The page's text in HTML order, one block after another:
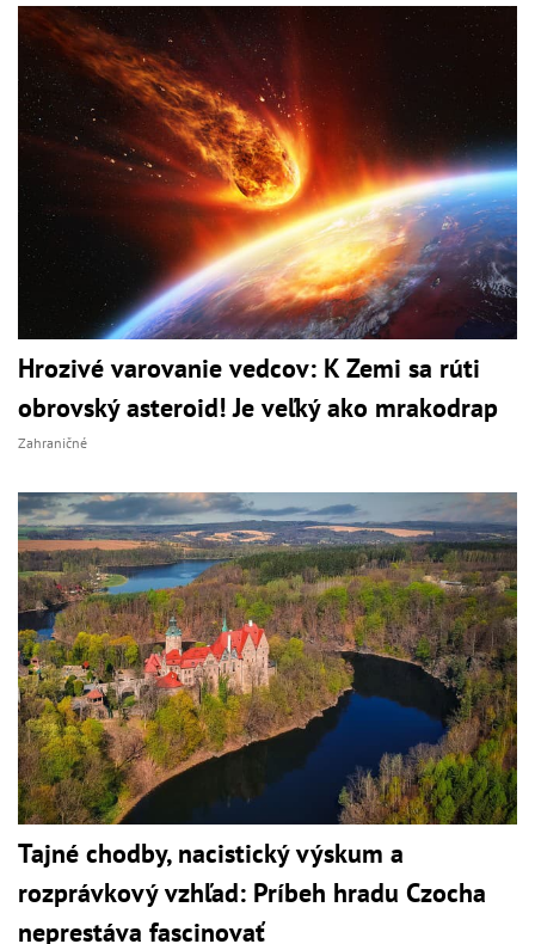
Hrozivé varovanie vedcov: K Zemi sa rúti
obrovský asteroid! Je veľký ako mrakodrap
Zahraničné
Tajné chodby, nacistický výskum a
rozprávkový vzhľad: Príbeh hradu Czocha
neprestáva fascinovať